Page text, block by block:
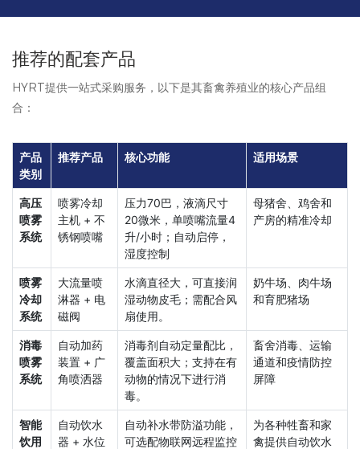
推荐的配套产品
HYRT提供一站式采购服务，以下是其畜禽养殖业的核心产品组
合：
产品
类别
推荐产品 核心功能 适用场景
高压
喷雾
系统
喷雾冷却
主机 + 不
锈钢喷嘴
压力70巴，液滴尺寸
20微米，单喷嘴流量4
升/小时；自动启停，
湿度控制
母猪舍、鸡舍和
产房的精准冷却
喷雾
冷却
系统
大流量喷
淋器 + 电
磁阀
水滴直径大，可直接润
湿动物皮毛；需配合风
扇使用。
奶牛场、肉牛场
和育肥猪场
消毒
喷雾
系统
自动加药
装置 + 广
角喷洒器
消毒剂自动定量配比，
覆盖面积大；支持在有
动物的情况下进行消
毒。
畜舍消毒、运输
通道和疫情防控
屏障
智能
饮用
自动饮水
器 + 水位
自动补水带防溢功能，
可选配物联网远程监控
为各种牲畜和家
禽提供自动饮水